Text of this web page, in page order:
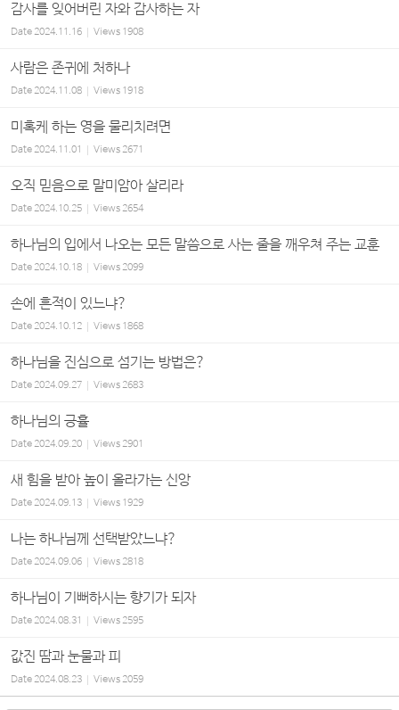
감사를 잊어버린 자와 감사하는 자
Date2024.11.16 Views 1908
사람은 존귀에 처하나
Date2024.11.08 Views 1918
미혹케 하는 영을 물리치려면
Date2024.11.01 Views2671
오직 믿음으로 말미암아 살리라
Date2024.10.25 Views2654
하나님의 입에서 나오는 모든 말씀으로 사는 줄을 깨우쳐 주는 교훈
Date2024.10.18 Views2099
손에 흔적이 있느냐?
Date2024.10.12 Views 1868
하나님을 진심으로 섬기는 방법은?
Date2024.09.27 Views2683
하나님의 긍휼
Date2024.09.20 Views2901
새 힘을 받아 높이 올라가는 신앙
Date2024.09.13 Views 1929
나는 하나님께 선택받았느냐?
Date2024.09.06 Views2818
하나님이 기뻐하시는 향기가 되자
Date2024.08.31 Views2595
값진 땀과 눈물과 피
Date2024.08.23 Views2059